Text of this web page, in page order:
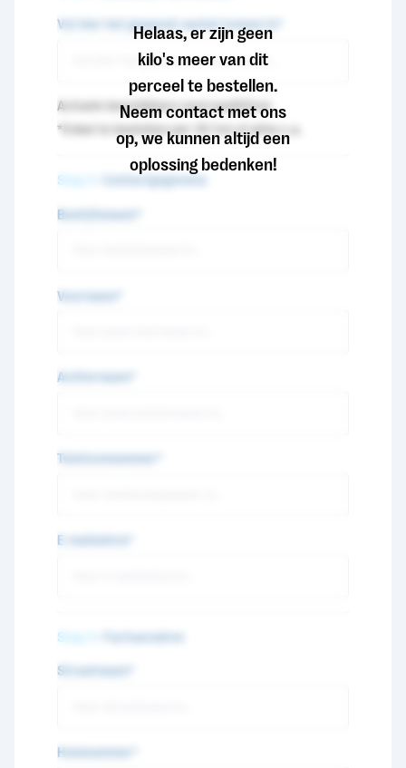
Helaas, er zijn geen
kilo's meer van dit
perceel te bestellen.
Neem contact met ons
op, we kunnen altijd een
oplossing bedenken!
Vul hier het gewenst aantal tonnen in*
Actuele beschikbare voorraad55ton
*Enkel te bestellen per 35 ton of alles c.a.
Stap 2 - Contactgegevens
Bedrijfsnaam*
Voornaam*
Achternaam*
Telefoonnummer*
E-mailadres*
Stap 3
Straatnaam*
Huisnummer*